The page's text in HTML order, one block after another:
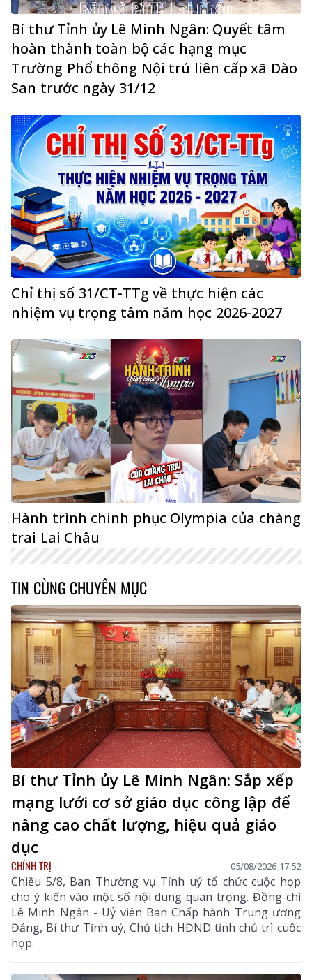
Bí thư Tỉnh ủy Lê Minh Ngân: Quyết tâm
hoàn thành toàn bộ các hạng mục
Trường Phổ thông Nội trú liên cấp xã Dào
San trước ngày 31/12
Chỉ thị số 31/CT-TTg về thực hiện các
nhiệm vụ trọng tâm năm học 2026-2027
Hành trình chinh phục Olympia của chàng
trai Lai Châu
TIN CÙNG CHUYÊN MỤC
Bí thư Tỉnh ủy Lê Minh Ngân: Sắp xếp
mạng lưới cơ sở giáo dục công lập để
nâng cao chất lượng, hiệu quả giáo
dục
CHÍNH TRỊ 05/08/2026 17:52
Chiều 5/8, Ban Thường vụ Tỉnh uỷ tổ chức cuộc họp
cho ý kiến vào một số nội dung quan trọng. Đồng chí
Lê Minh Ngân - Uỷ viên Ban Chấp hành Trung ương
Đảng, Bí thư Tỉnh uỷ, Chủ tịch HĐND tỉnh chủ trì cuộc
họp.